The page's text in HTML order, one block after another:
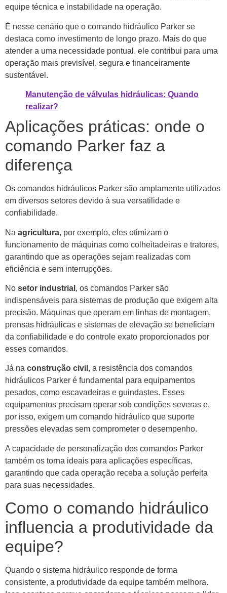
equipe técnica e instabilidade na operação.
É nesse cenário que o comando hidráulico Parker se
destaca como investimento de longo prazo. Mais do que
atender a uma necessidade pontual, ele contribui para uma
operação mais previsível, segura e financeiramente
sustentável.
Manutenção de válvulas hidráulicas: Quando
realizar?
Aplicações práticas: onde o
comando Parker faz a
diferença
Os comandos hidráulicos Parker são amplamente utilizados
em diversos setores devido à sua versatilidade e
confiabilidade.
Na agricultura, por exemplo, eles otimizam o
funcionamento de máquinas como colheitadeiras e tratores,
garantindo que as operações sejam realizadas com
eficiência e sem interrupções.
No setor industrial , os comandos Parker são
indispensáveis para sistemas de produção que exigem alta
precisão. Máquinas que operam em linhas de montagem,
prensas hidráulicas e sistemas de elevação se beneficiam
da confiabilidade e do controle exato proporcionados por
esses comandos.
Já na construção civil , a resistência dos comandos
hidráulicos Parker é fundamental para equipamentos
pesados, como escavadeiras e guindastes. Esses
equipamentos precisam operar sob condições severas e,
por isso, exigem um comando hidráulico que suporte
pressões elevadas sem comprometer o desempenho.
A capacidade de personalização dos comandos Parker
também os torna ideais para aplicações específicas,
garantindo que cada operação receba a solução perfeita
para suas necessidades.
Como o comando hidráulico
influencia a produtividade da
equipe?
Quando o sistema hidráulico responde de forma
consistente, a produtividade da equipe também melhora.